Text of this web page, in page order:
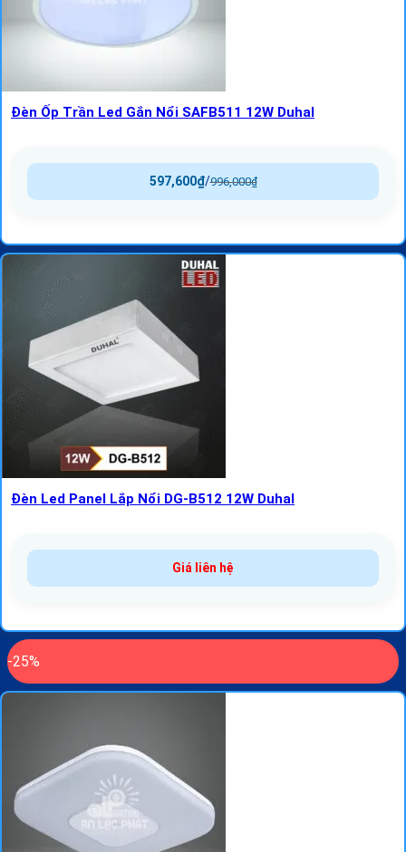
Đèn Ốp Trần Led Gắn Nổi SAFB511 12W Duhal
996,000₫
/
597,600₫
Đèn Led Panel Lắp Nổi DG-B512 12W Duhal
Giá liên hệ
-25%